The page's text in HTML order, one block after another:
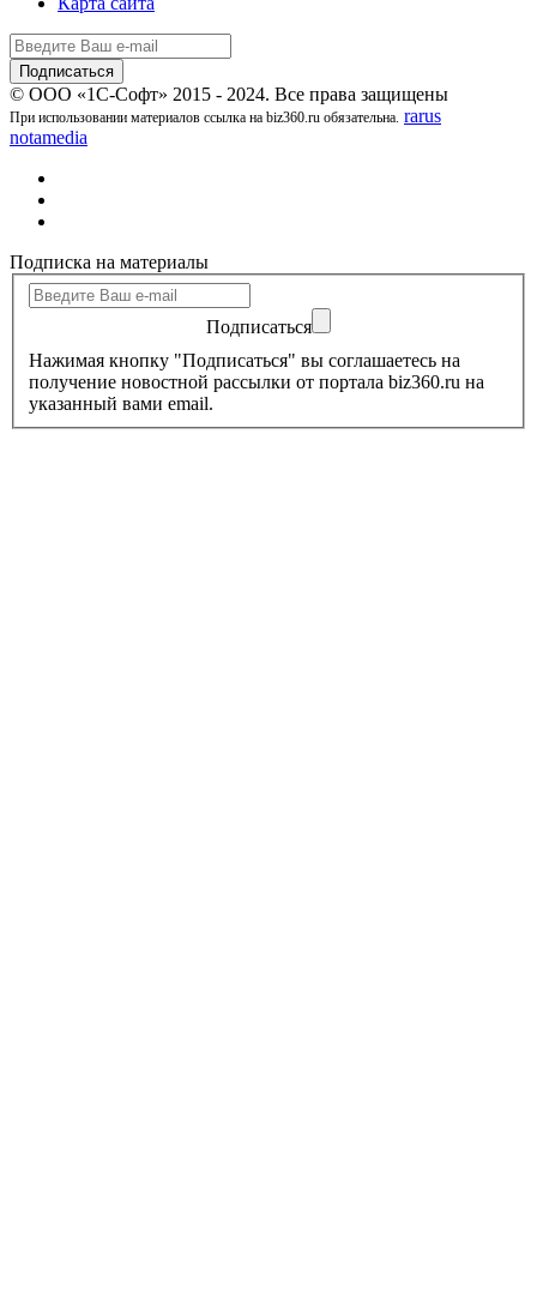
© ООО «1С-Софт» 2015 - 2024. Все права защищены
При использовании материалов ссылка на biz360.ru обязательна. rarus
notamedia
Подписка на материалы
Подписаться
Нажимая кнопку "Подписаться" вы соглашаетесь на
получение новостной рассылки от портала biz360.ru на
указанный вами email.